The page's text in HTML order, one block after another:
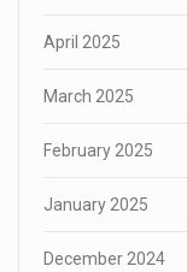
April 2025
March 2025
February 2025
January 2025
December 2024